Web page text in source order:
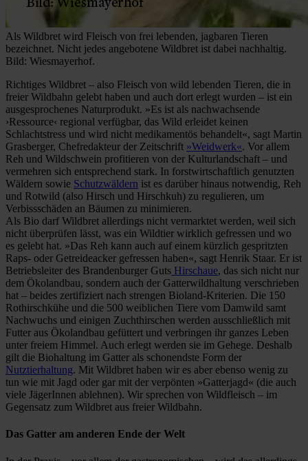
Als Wildbret wird Fleisch von frei lebenden, jagbaren Tieren
bezeichnet. Nicht jedes angebotene Wildbret ist dabei nachhaltig.
Bild: Wiesmayerhof.
Richtiges Wildbret – also Fleisch von wild lebenden Tieren, die in
freier Wildbahn gelebt haben und auch dort erlegt wurden – ist ein
ausgesprochenes Naturprodukt. »Es ist als nachwachsende
›Ressource‹ regional verfügbar, das Wild erleidet keinen
Schlachtstress und wird nicht medikamentös behandelt«, sagt Martin
Grasberger, Chefredakteur der Zeitschrift »Weidwerk«. Vor allem
Reh und Wildschwein profitieren von der Kulturlandschaft – und
vermehren sich entsprechend stark. In forstwirtschaftlich genutzten
Wäldern sowie Schutzwäldern ist es darüber hinaus notwendig, Reh
und Rotwild (also Hirsch und Hirschkuh) zu regulieren, um
Verbissschäden an Bäumen zu minimieren.
Als Bio darf Wildbret allerdings nicht vermarktet werden, weil sich
nicht überprüfen lässt, was ein Wildtier wirklich gefressen und wo
es gelebt hat. »Das Reh kann auch auf einem kürzlich gespritzten
Raps- oder Getreideacker gefressen haben«, sagt Henrik Staar. Er ist
Betriebsleiter des Brandenburger Guts Hirschaue, das sich nicht nur
dem Ökolandbau, sondern auch der Gatterwildhaltung verschrieben
hat – beides zertifiziert nach strengen Bioland-Kriterien. Die 150
Rothirschkühe und die 500 weiblichen Tiere vom Damwild samt
Nachwuchs und einigen Zuchthirschen werden ausschließlich mit
Futter aus Ökolandbau gefüttert und verbringen ihr ganzes Leben
unter freiem Himmel. Auch erlegt werden sie im Gehege. Deshalb
gilt die Biohaltung im Gatter als schonendste Form der
Nutztierhaltung. Mit Wildbret haben wir es aber ebenso wenig zu
tun wie mit Jagd oder gar mit der verpönten »Gatterjagd« (die auch
viele JägerInnen ablehnen). Wir sprechen von Wildfleisch – im
Gegensatz zum Wildbret aus freier Wildbahn.
Das Gatter am anderen Ende der Welt